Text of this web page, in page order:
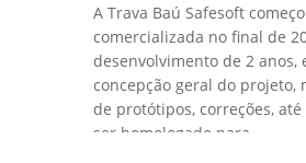
A Trava Baú Safesoft
comercializada no final de
desenvolvimento de 2 anos,
concepção geral do projeto,
de protótipos, correções,
ser homologado para...